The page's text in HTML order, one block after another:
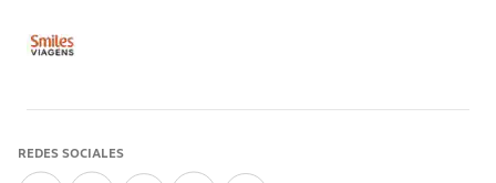
REDES SOCIALES